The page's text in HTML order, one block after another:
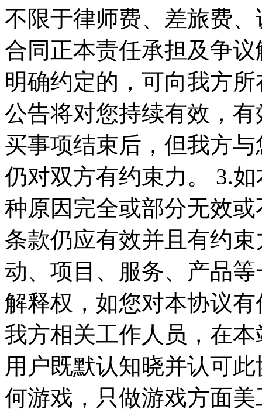
不限于律师费、差旅费
合同正本责任承担及争
明确约定的，可向我方
公告将对您持续有效，
买事项结束后，但我方
仍对双方有约束力。 3.
种原因完全或部分无效
条款仍应有效并且有约
动、项目、服务、产品
解释权，如您对本协议
我方相关工作人员，在
用户既默认知晓并认可
何游戏，只做游戏方面